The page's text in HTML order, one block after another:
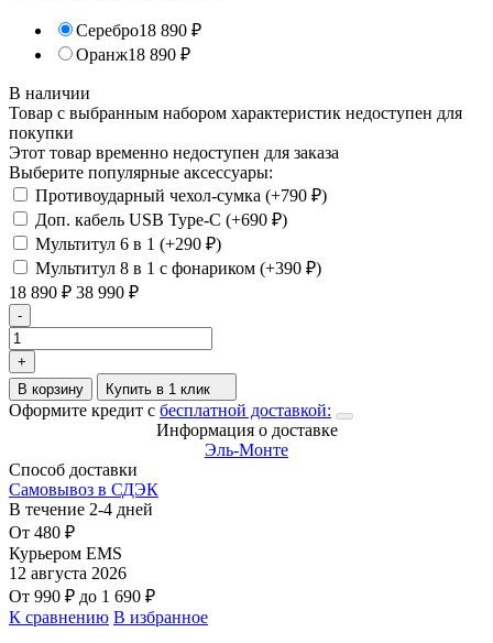
Серебро18 890 ₽
Оранж18 890 ₽
В наличии
Товар с выбранным набором характеристик недоступен для
покупки
Этот товар временно недоступен для заказа
Выберите популярные аксессуары:
Противоударный чехол-сумка (+790 ₽)
Доп. кабель USB Type-C (+690 ₽)
Мультитул 6 в 1 (+290 ₽)
Мультитул 8 в 1 с фонариком (+390 ₽)
18 890 ₽ 38 990 ₽
-
+
В корзину
Купить в 1 клик
Оформите кредит с бесплатной доставкой:
Информация о доставке
Эль-Монте
Способ доставки
Самовывоз в СДЭК
В течение 2-4 дней
От 480 ₽
Курьером EMS
12 августа 2026
От 990 ₽ до 1 690 ₽
К сравнению В избранное